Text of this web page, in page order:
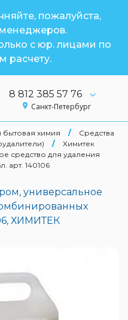
пожалуйста,
менеджеров.
с юр. лицами по
расчету.
8 812 385 57 76
Санкт-Петербург
химия /
Средства
/
Химитек
средство для удаления
арт. 140106
универсальное
ХИМИТЕК